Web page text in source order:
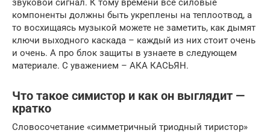
звуковой сигнал. К тому времени все силовые
компоненты должны быть укреплены на теплоотвод, а
то восхищаясь музыкой можете не заметить, как дымят
ключи выходного каскада – каждый из них стоит очень
и очень. А про блок защиты в узнаете в следующем
материале. С уважением – АКА КАСЬЯН.
Что такое симистор и как он выглядит —
кратко
Словосочетание «симметричный триодный тиристор»